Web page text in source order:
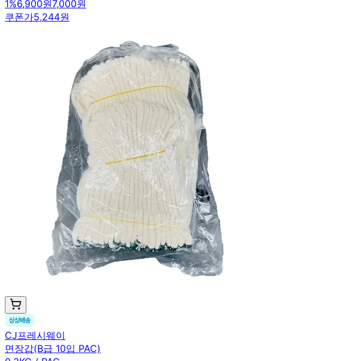
1%6,900원7,000원
쿠폰가5,244원
CJ프레시웨이
면장갑(B급 10입 PAC)